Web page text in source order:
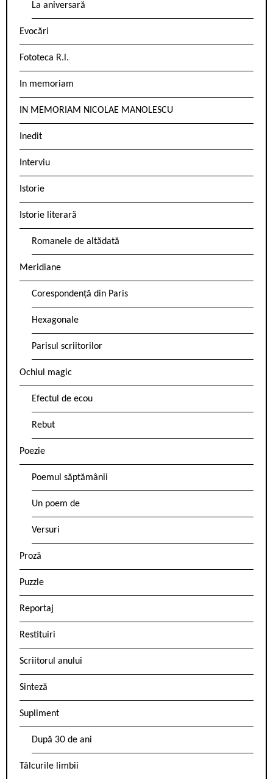
La aniversară
Evocări
Fototeca R.l.
In memoriam
IN MEMORIAM NICOLAE MANOLESCU
Inedit
Interviu
Istorie
Istorie literară
Romanele de altădată
Meridiane
Corespondență din Paris
Hexagonale
Parisul scriitorilor
Ochiul magic
Efectul de ecou
Rebut
Poezie
Poemul săptămânii
Un poem de
Versuri
Proză
Puzzle
Reportaj
Restituiri
Scriitorul anului
Sinteză
Supliment
După 30 de ani
Tâlcurile limbii